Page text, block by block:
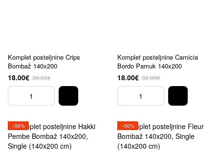
Komplet posteljnine Crips
Bombaž 140x200
18.00€ 36.00€
Komplet posteljnine Camicia
Bordo Pamuk 140x200
18.00€ 36.00€
−50% −50%